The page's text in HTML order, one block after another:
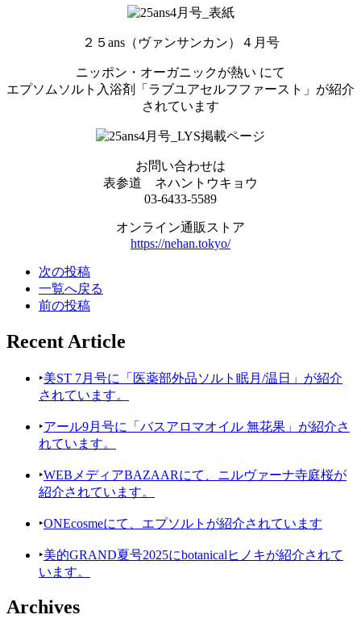
２５ans（ヴァンサンカン）４月号
ニッポン・オーガニックが熱い にて
エプソムソルト入浴剤「ラブユアセルフファースト」が紹介
されています
お問い合わせは
表参道 ネハントウキョウ
03-6433-5589
オンライン通販ストア
https://nehan.tokyo/
次の投稿
一覧へ戻る
前の投稿
Recent Article
‣美ST 7月号に「医薬部外品ソルト眠月/温日」が紹介
されています。
‣アール9月号に「バスアロマオイル 無花果」が紹介さ
れています。
‣WEBメディアBAZAARにて、ニルヴァーナ寺庭桜が
紹介されています。
‣ONEcosmeにて、エプソルトが紹介されています
‣美的GRAND夏号2025にbotanicalヒノキが紹介されて
います。
Archives